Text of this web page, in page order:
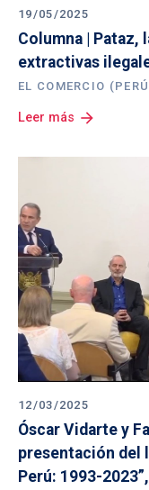
19/05/2025
Columna | Pataz,
extractivas
EL COMERCIO
Leer más arrow_forward
12/03/2025
Óscar Vidarte y
presentación del
Perú: 1993-